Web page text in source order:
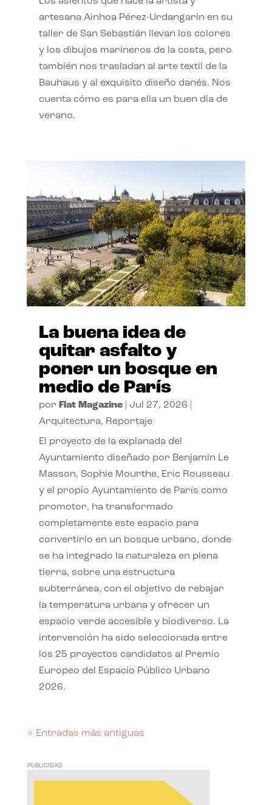
artesana Ainhoa Pérez-Urdangarín en su
taller de San Sebastián llevan los colores
y los dibujos marineros de la costa, pero
también nos trasladan al arte textil de la
Bauhaus y al exquisito diseño danés. Nos
cuenta cómo es para ella un buen día de
verano.
La buena idea de
quitar asfalto y
poner un bosque en
medio de París
por Flat Magazine| Jul 27, 2026
Arquitectura, Reportaje
El proyecto de la explanada del
Ayuntamiento diseñado por Benjamin Le
Masson, Sophie Mourthe, Eric Rousseau
y el propio Ayuntamiento de París como
promotor, ha transformado
completamente este espacio para
convertirlo en un bosque urbano, donde
se ha integrado la naturaleza en plena
tierra, sobre una estructura
subterránea, con el objetivo de rebajar
la temperatura urbana y ofrecer un
espacio verde accesible y biodiverso. La
intervención ha sido seleccionada entre
los 25 proyectos candidatos al Premio
Europeo del Espacio Público Urbano
2026.
« Entradas más antiguas
PUBLICIDAD